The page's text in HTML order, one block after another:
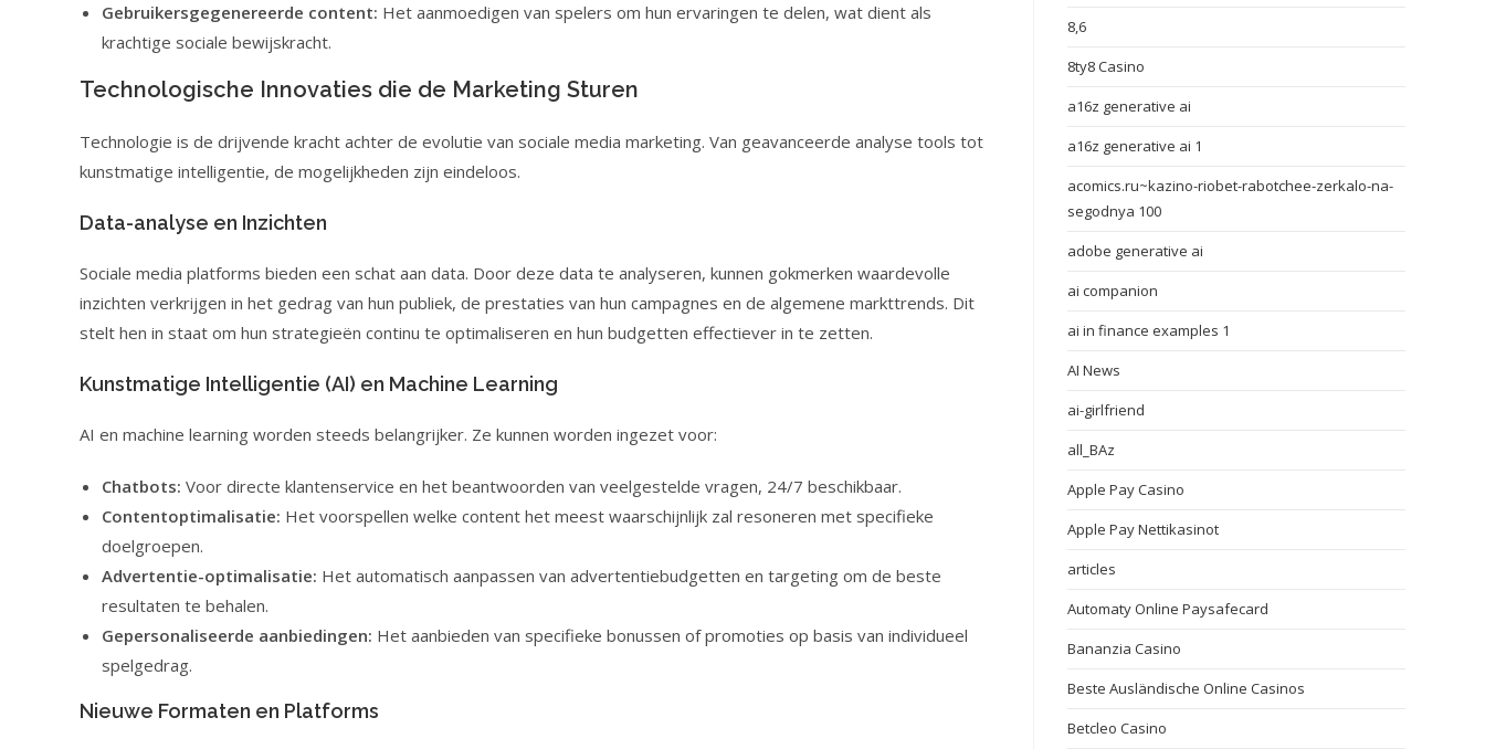
Gebruikersgegenereerde content: Het aanmoedigen van spelers om hun ervaringen te delen, wat dient als
krachtige sociale bewijskracht.
Technologische Innovaties die de Marketing Sturen
Technologie is de drijvende kracht achter de evolutie van sociale media marketing. Van geavanceerde analyse tools tot
kunstmatige intelligentie, de mogelijkheden zijn eindeloos.
Data-analyse en Inzichten
Sociale media platforms bieden een schat aan data. Door deze data te analyseren, kunnen gokmerken waardevolle
inzichten verkrijgen in het gedrag van hun publiek, de prestaties van hun campagnes en de algemene markttrends. Dit
stelt hen in staat om hun strategieën continu te optimaliseren en hun budgetten effectiever in te zetten.
Kunstmatige Intelligentie (AI) en Machine Learning
AI en machine learning worden steeds belangrijker. Ze kunnen worden ingezet voor:
Chatbots: Voor directe klantenservice en het beantwoorden van veelgestelde vragen, 24/7 beschikbaar.
Contentoptimalisatie: Het voorspellen welke content het meest waarschijnlijk zal resoneren met specifieke
doelgroepen.
Advertentie-optimalisatie: Het automatisch aanpassen van advertentiebudgetten en targeting om de beste
resultaten te behalen.
Gepersonaliseerde aanbiedingen: Het aanbieden van specifieke bonussen of promoties op basis van individueel
spelgedrag.
Nieuwe Formaten en Platforms
8,6
8ty8 Casino
a16z generative ai
a16z generative ai 1
acomics.ru~kazino-riobet-rabotchee-zerkalo-na-
segodnya 100
adobe generative ai
ai companion
ai in finance examples 1
AI News
ai-girlfriend
all_BAz
Apple Pay Casino
Apple Pay Nettikasinot
articles
Automaty Online Paysafecard
Bananzia Casino
Beste Ausländische Online Casinos
Betcleo Casino